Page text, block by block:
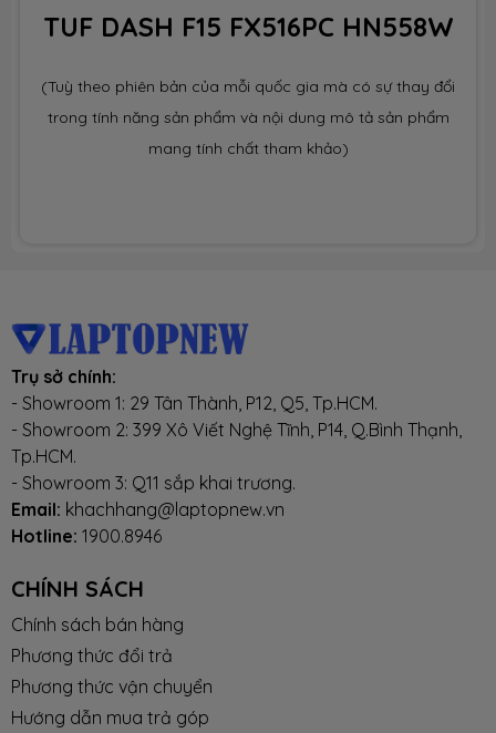
2 x Speaker
1 x DC-in
Bàn phím
Chiclet Keyboard with LED
Hệ điều
hành
Windows 11 bản quyền
Kích thước 360 x 252 x 19.9 (Dài x Rộng x Dày)
Màu sắc Màu Xám
Tình trạng
Thời gian
bảo hành
TUF DASH F15 FX516PC HN558W
(Tuỳ theo phiên bản của mỗi quốc gia mà có sự thay đổi
trong tính năng sản phẩm và nội dung mô tả sản phẩm
mang tính chất tham khảo)
Trụ sở chính:
- Showroom 1: 29 Tân Thành, P12, Q5, Tp.HCM.
- Showroom 2: 399 Xô Viết Nghệ Tĩnh, P14, Q.Bình Thạnh,
Tp.HCM.
- Showroom 3: Q11 sắp khai trương.
Email: khachhang@laptopnew.vn
Hotline: 1900.8946
CHÍNH SÁCH
Chính sách bán hàng
Phương thức đổi trả
Phương thức vận chuyển
Hướng dẫn mua trả góp